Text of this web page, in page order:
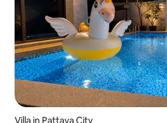
Villa in Pattaya City